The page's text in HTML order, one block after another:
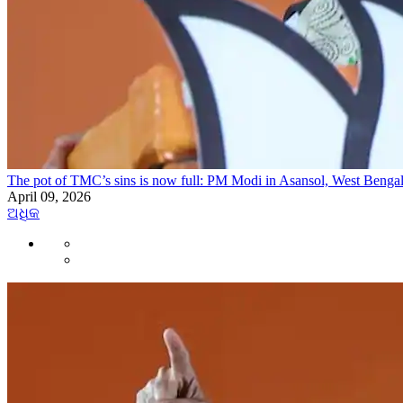
The pot of TMC’s sins is now full: PM Modi in Asansol, West Bengal
April 09, 2026
ଅଧିକ